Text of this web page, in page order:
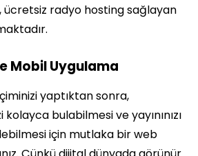
ücretsiz radyo hosting sağlayan
Mobil Uygulama
yaptıktan sonra,
bulabilmesi ve yayınınızı
için mutlaka bir web